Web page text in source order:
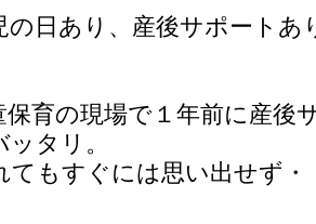
の日あり、産後サポートあ
保育の現場で１年前に産後
タリ。
てもすぐには思い出せず